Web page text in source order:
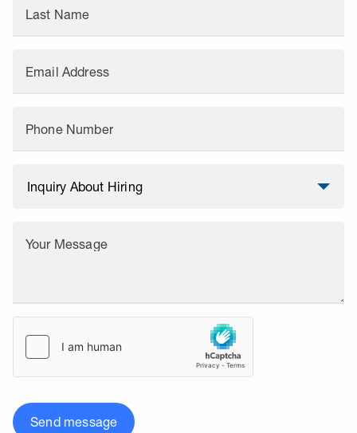
Last Name
Email Address
Phone Number
Your Message
Send message